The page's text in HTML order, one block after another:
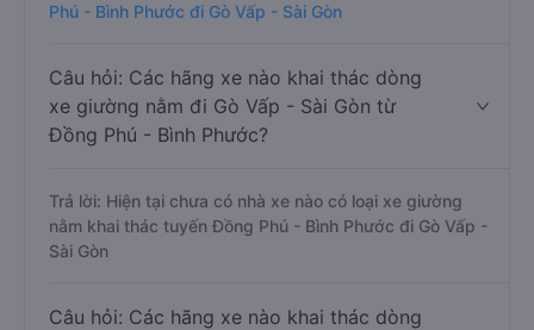
Phú - Bình Phước đi Gò Vấp - Sài Gòn
Câu hỏi: Các hãng xe nào khai thác dòng
xe giường nằm đi Gò Vấp - Sài Gòn từ
Đồng Phú - Bình Phước?
Trả lời: Hiện tại chưa có nhà xe nào có loại xe giường
nằm khai thác tuyến Đồng Phú - Bình Phước đi Gò Vấp -
Sài Gòn
Câu hỏi: Các hãng xe nào khai thác dòng